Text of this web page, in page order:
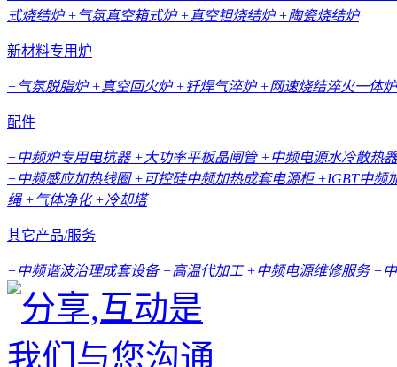
式烧结炉+气氛真空箱式炉+真空钽烧结炉+陶瓷烧结炉
新材料专用炉
+气氛脱脂炉+真空回火炉+钎焊气淬炉+网速烧结淬火一体炉
配件
+中频炉专用电抗器 +大功率平板晶闸管+中频电源水冷散热
+中频感应加热线圈+可控硅中频加热成套电源柜+IGBT中频
绳 +气体净化+冷却塔
其它产品/服务
+中频谐波治理成套设备 +高温代加工+中频电源维修服务 +